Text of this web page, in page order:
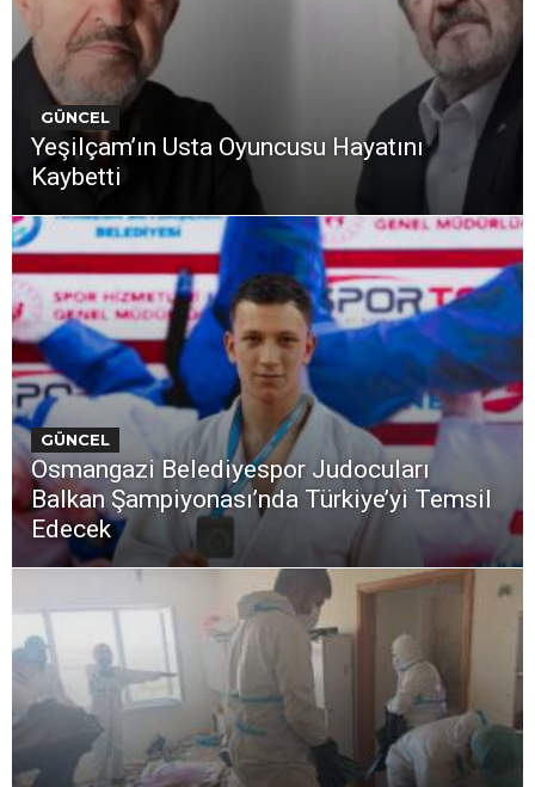
GÜNCEL
Yeşilçam’ın Usta Oyuncusu Hayatını
Kaybetti
GÜNCEL
Osmangazi Belediyespor Judocuları
Balkan Şampiyonası’nda Türkiye’yi Temsil
Edecek